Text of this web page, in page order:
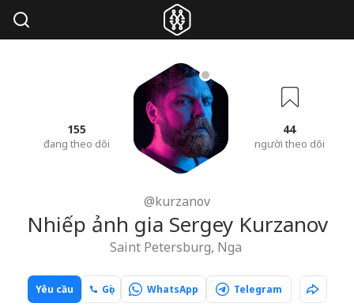
Nhiếp ảnh gia Sergey Kurzanov
@kurzanov
155
đang theo dõi
44
người theo dõi
Saint Petersburg, Nga
Yêu cầu Gọi WhatsApp Telegram